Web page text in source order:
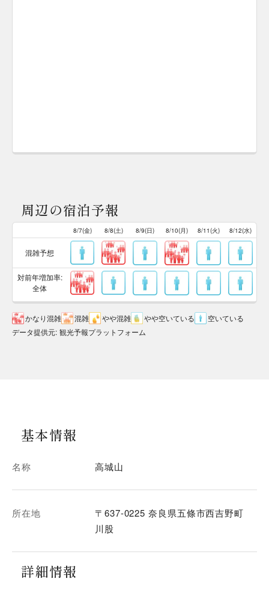
周辺の宿泊予報
8/7(金) 8/8(土) 8/9(日) 8/10(月) 8/11(火) 8/12(水)
混雑予想
対前年増加率:
全体
かなり混雑 混雑 やや混雑 やや空いている
空いている
データ提供元: 観光予報プラットフォーム
基本情報
名称 高城山
所在地
〒637-0225 奈良県五條市西吉野町
川股
詳細情報